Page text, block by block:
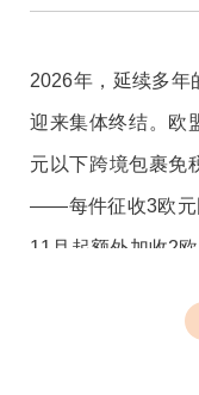
2026年，延续多年
迎来集体终结。欧
元以下跨境包裹免
——每件征收3欧元
11月起额外加收2
初取消1500泰铢小